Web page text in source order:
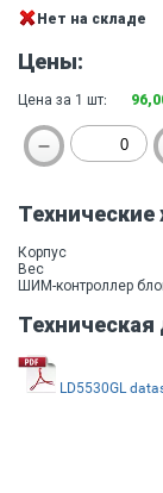
Нет на складе
Цены:
Цена за 1 шт:
Технические
Корпус
Вес
ШИМ-контроллер
LD5530GL